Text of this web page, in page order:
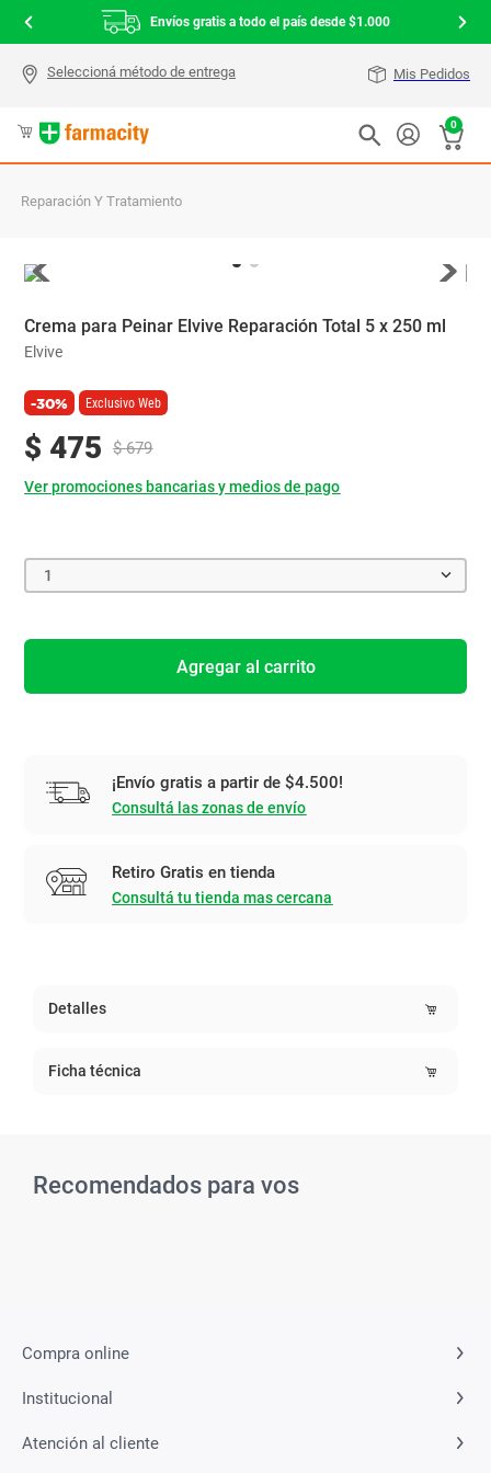
Envíos gratis a todo el país desde $1.000
Mis Pedidos
0
Reparación Y Tratamiento
Crema para Peinar Elvive Reparación Total 5 x 250 ml
Elvive
-30% Exclusivo Web
$ 475 $ 679
Ver promociones bancarias y medios de pago
1
Agregar al carrito
¡Envío gratis a partir de $4.500!
Consultá las zonas de envío
Retiro Gratis en tienda
Consultá tu tienda mas cercana
Detalles
Ficha técnica
Recomendados para vos